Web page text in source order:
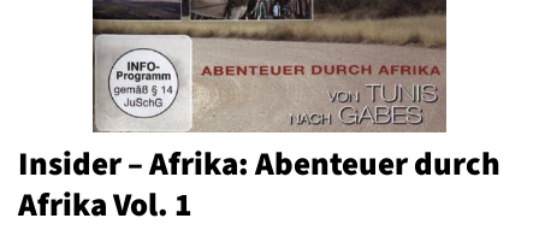
Insider – Afrika: Abenteuer durch
Afrika Vol. 1